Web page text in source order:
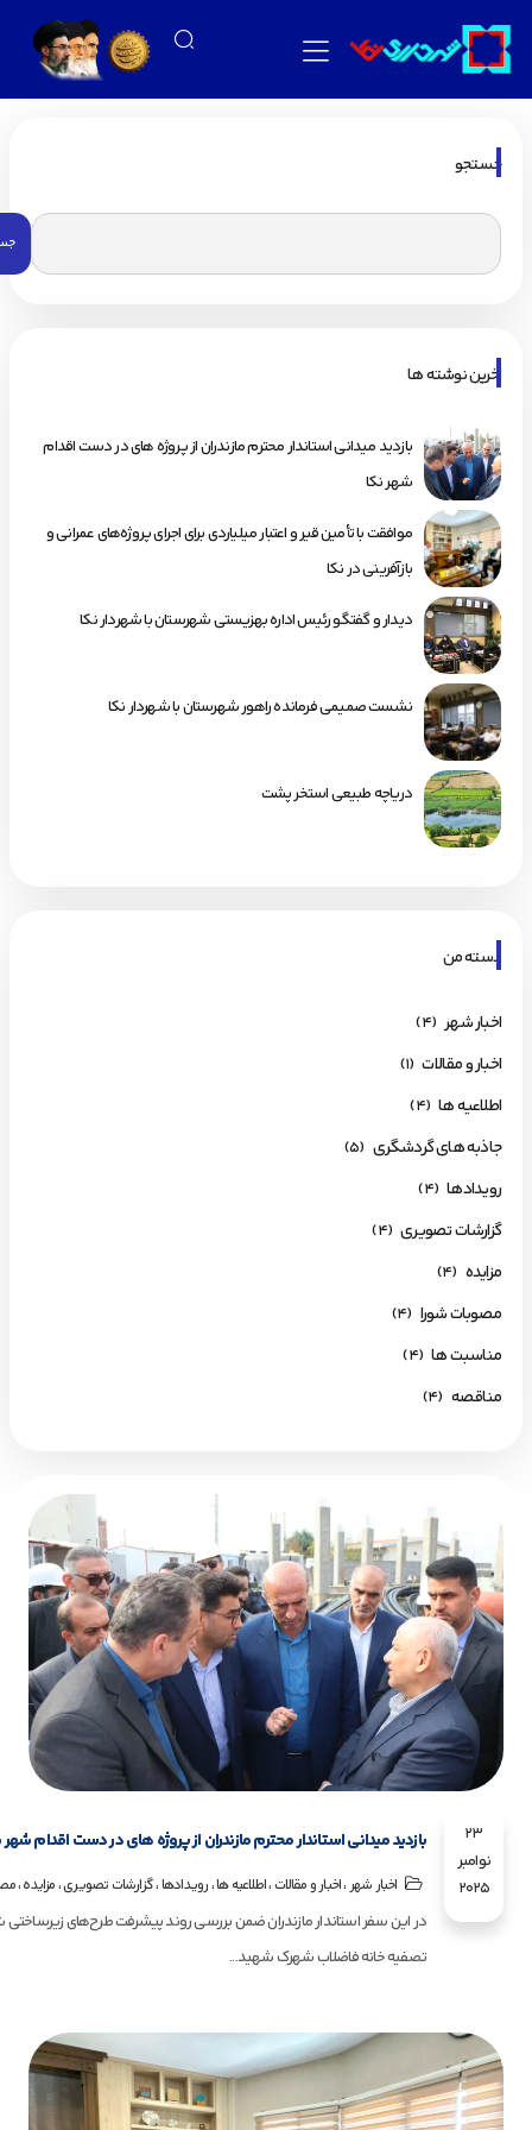
جستجو
اخرین نوشته ها
بازدید میدانی استاندار محترم مازندران از پروژه های در دست اقدام
شهر نکا
موافقت با تأمین قیر و اعتبار میلیاردی برای اجرای پروژه‌های عمرانی و
بازآفرینی در نکا
دیدار و گفتگو رئیس اداره بهزیستی شهرستان با شهردار نکا
نشست صمیمی فرمانده راهور شهرستان با شهردار نکا
دریاچه طبیعی استخر پشت
دسته من
اخبار شهر (4)
اخبار و مقالات (1)
اطلاعیه ها (4)
جاذبه های گردشگری (5)
رویـدادها (4)
گزارشات تصویری (4)
مزایده (4)
مصوبات شورا (4)
مناسبت ها (4)
مناقصه (4)
23
نوامبر
2025
بازدید میدانی استاندار محترم مازندران از پروژه های در دست اقدام شهر
اخبار شهر،اخبار و مقالات،اطلاعیه ها،رویـدادها،گزارشات تصویری،مزایده،
در این سفر استاندار مازندران ضمن بررسی روند پیشرفت طرح‌های
تصفیه خانه فاضلاب شهرک شهید...